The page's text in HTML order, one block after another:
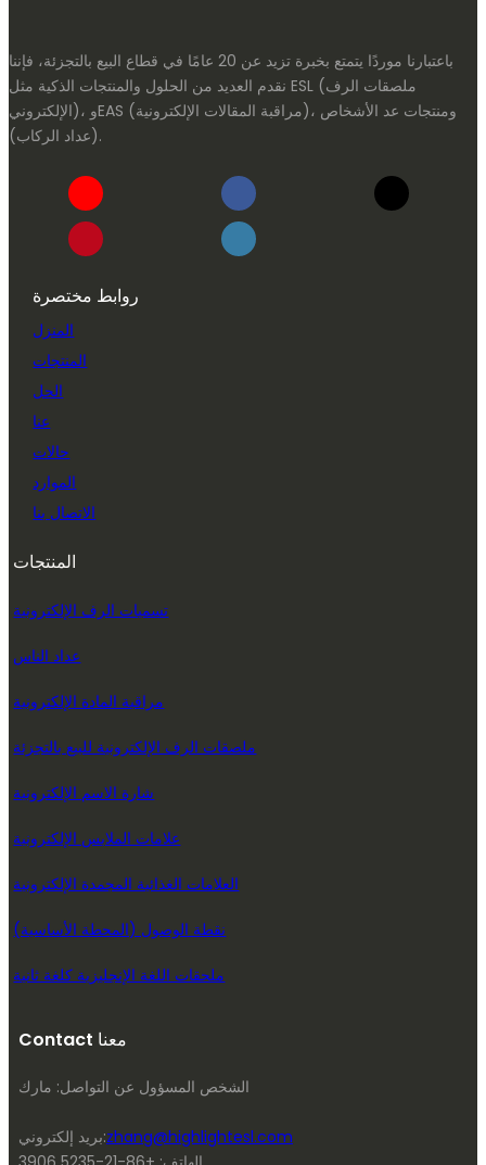
باعتبارنا موردًا يتمتع بخبرة تزيد عن 20 عامًا في قطاع البيع بالتجزئة، فإننا
نقدم العديد من الحلول والمنتجات الذكية مثل ESL (ملصقات الرف
الإلكتروني)، وEAS (مراقبة المقالات الإلكترونية)، ومنتجات عد الأشخاص
(عداد الركاب).
روابط مختصرة
المنزل
المنتجات
الحل
عنا
حالات
الموارد
الاتصال بنا
المنتجات
تسميات الرف الإلكترونية
عداد الناس
مراقبة المادة الإلكترونية
ملصقات الرف الإلكترونية للبيع بالتجزئة
شارة الاسم الإلكترونية
علامات الملابس الإلكترونية
العلامات الغذائية المجمدة الإلكترونية
نقطة الوصول (المحطة الأساسية)
ملحقات اللغة الإنجليزية كلغة ثانية
Contact معنا
الشخص المسؤول عن التواصل: مارك
بريد إلكتروني:zhang@highlightesl.com